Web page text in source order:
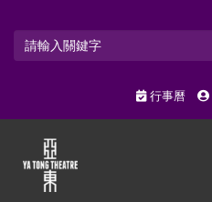
行事曆